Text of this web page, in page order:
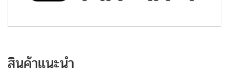
สินค้าแนะนำ